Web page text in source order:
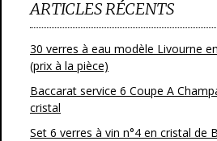
ARTICLES RÉCENTS
30 verres à eau modèle Livourne
(prix à la pièce)
Baccarat service 6 Coupe A
cristal
Set 6 verres à vin n°4 en cristal de